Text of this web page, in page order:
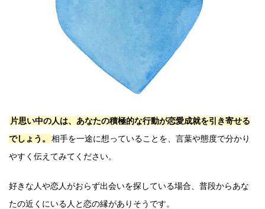
片思い中の人は、あなたの積極的な行動が恋愛成就を引き寄せる
でしょう。
相手を一途に想っていることを、言葉や態度で分かり
やすく伝えてみてください。
好きな人や恋人がおらず出会いを探している場合、普段からあな
たの近くにいる人と恋の縁がありそうです。